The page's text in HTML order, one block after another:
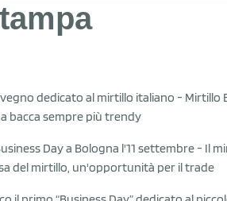
dedicato al mirtillo italiano - Mirtillo
bacca sempre più trendy
Day a Bologna l'11 settembre - Il
del mirtillo, un'opportunità per il trade